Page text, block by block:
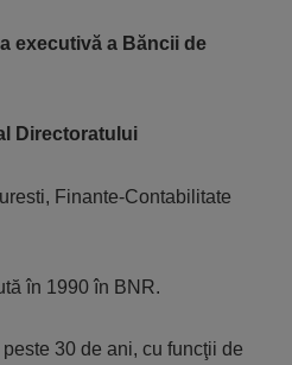
executivă a Băncii de
Directoratului
Finante-Contabilitate
în 1990 în BNR.
30 de ani, cu funcţii de